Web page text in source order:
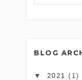
BLOG
▼ 2021 (1)